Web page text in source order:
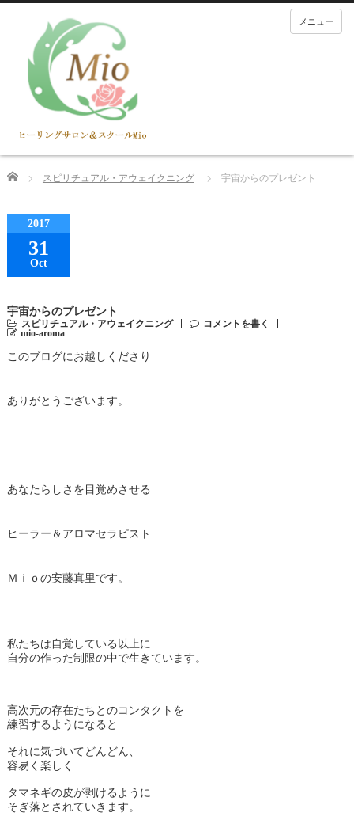
メニュー
Home スピリチュアル・アウェイクニング 宇宙からのプレゼント
2017
31
Oct
宇宙からのプレゼント
スピリチュアル・アウェイクニング
コメントを書く
mio-aroma
このブログにお越しくださり
ありがとうございます。
あなたらしさを目覚めさせる
ヒーラー＆アロマセラピスト
Ｍｉｏの安藤真里です。
私たちは自覚している以上に
自分の作った制限の中で生きています。
高次元の存在たちとのコンタクトを
練習するようになると
それに気づいてどんどん、
容易く楽しく
タマネギの皮が剥けるように
そぎ落とされていきます。